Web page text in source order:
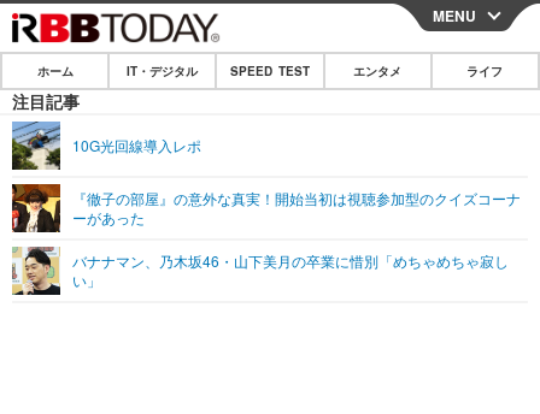
CLOSE
ホーム
IT・デジタル
ネタ
ショッピング その他
SPEED TEST
エンタメ
エンタメTOP
ライフ
MENU
ホーム IT・デジタル SPEED TEST エンタメ ライフ
注目記事
10G光回線導入レポ
『徹子の部屋』の意外な真実！開始当初は視聴参加型のクイズコーナ
ーがあった
バナナマン、乃木坂46・山下美月の卒業に惜別「めちゃめちゃ寂し
い」